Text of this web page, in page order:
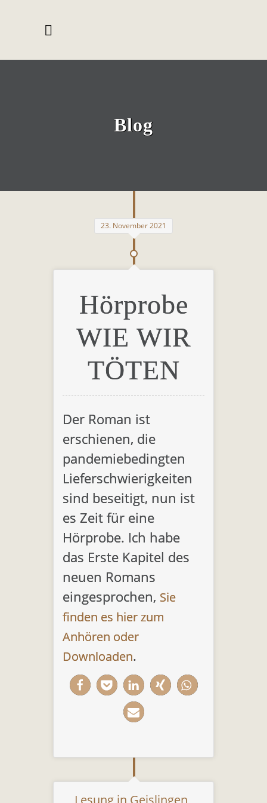
Blog
23. November 2021
Hörprobe
WIE WIR
TÖTEN
Der Roman ist
erschienen, die
pandemiebedingten
Lieferschwierigkeiten
sind beseitigt, nun ist
es Zeit für eine
Hörprobe. Ich habe
das Erste Kapitel des
neuen Romans
eingesprochen, Sie
finden es hier zum
Anhören oder
Downloaden.
Lesung in Geislingen